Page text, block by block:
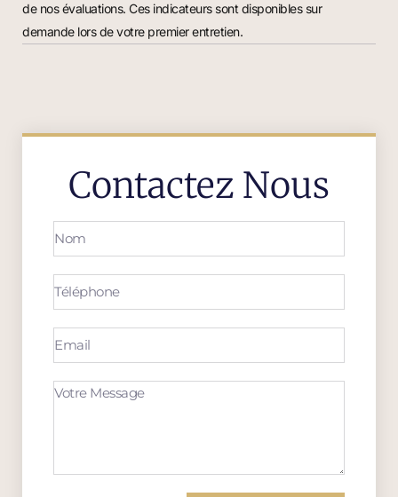
de nos évaluations. Ces indicateurs sont disponibles sur
demande lors de votre premier entretien.
Contactez Nous